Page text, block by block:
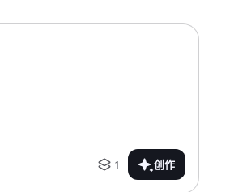
1 创作